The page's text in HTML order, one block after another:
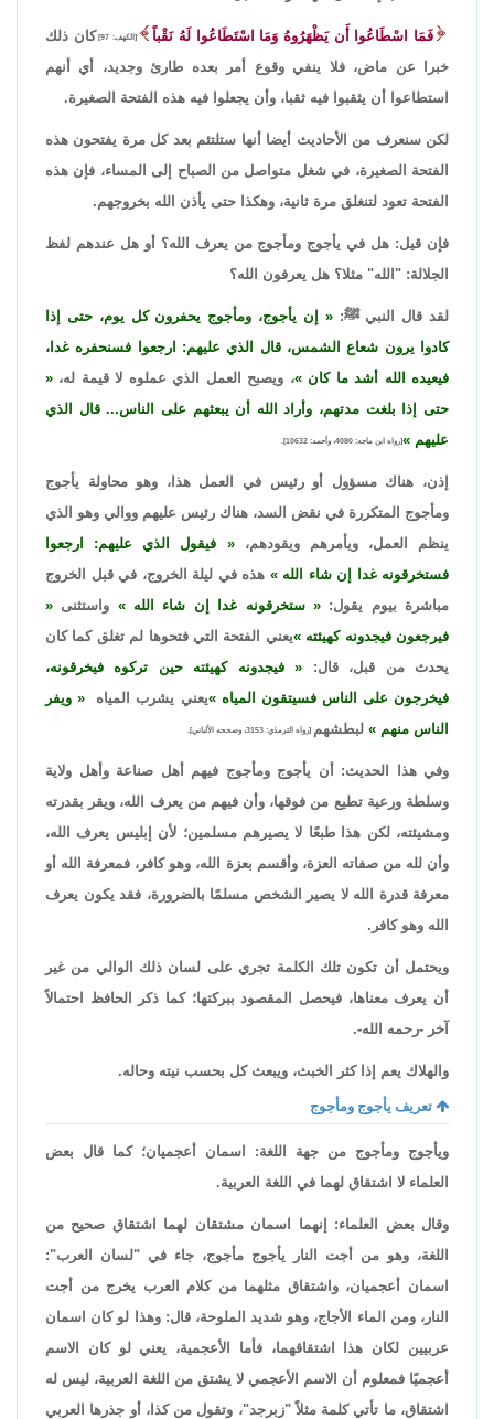
فَمَا اسْطَاعُوا أَن يَظْهَرُوهُ وَمَا اسْتَطَاعُوا لَهُ نَقْباً [الكهف: 97]
كان ذلك
خبرا عن ماض، فلا ينفي وقوع أمر بعده طارئ وجديد، أي أنهم
استطاعوا أن يثقبوا فيه ثقبا، وأن يجعلوا فيه هذه الفتحة الصغيرة.
لكن سنعرف من الأحاديث أيضا أنها ستلتئم بعد كل مرة يفتحون هذه
الفتحة الصغيرة، في شغل متواصل من الصباح إلى المساء، فإن هذه
الفتحة تعود لتنغلق مرة ثانية، وهكذا حتى يأذن الله بخروجهم.
فإن قيل: هل في يأجوج ومأجوج من يعرف الله؟ أو هل عندهم لفظ
الجلالة: "الله" مثلا؟ هل يعرفون الله؟
لقد قال النبي ﷺ:
إن يأجوج، ومأجوج يحفرون كل يوم، حتى إذا
كادوا يرون شعاع الشمس، قال الذي عليهم: ارجعوا فسنحفره غدا،
فيعيده الله أشد ما كان
، ويصبح العمل الذي عملوه لا قيمة له،
حتى إذا بلغت مدتهم، وأراد الله أن يبعثهم على الناس... قال الذي
عليهم
[رواه ابن ماجه: 4080، وأحمد: 10632].
إذن، هناك مسؤول أو رئيس في العمل هذا، وهو محاولة يأجوج
ومأجوج المتكررة في نقض السد، هناك رئيس عليهم ووالي وهو الذي
ينظم العمل، ويأمرهم ويقودهم،
فيقول الذي عليهم: ارجعوا
فستخرقونه غدا إن شاء الله
هذه في ليلة الخروج، في قبل الخروج
مباشرة بيوم يقول:
ستخرقونه غدا إن شاء الله
واستثنى
فيرجعون فيجدونه كهيئته
يعني الفتحة التي فتحوها لم تغلق كما كان
يحدث من قبل، قال:
فيجدونه كهيئته حين تركوه فيخرقونه،
فيخرجون على الناس فسيتقون المياه
يعني يشرب المياه
ويفر
الناس منهم
لبطشهم [رواه الترمذي: 3153، وصححه الألباني].
وفي هذا الحديث: أن يأجوج ومأجوج فيهم أهل صناعة وأهل ولاية
وسلطة ورعية تطيع من فوقها، وأن فيهم من يعرف الله، ويقر بقدرته
ومشيئته، لكن هذا طبعًا لا يصيرهم مسلمين؛ لأن إبليس يعرف الله،
وأن لله من صفاته العزة، وأقسم بعزة الله، وهو كافر، فمعرفة الله أو
معرفة قدرة الله لا يصير الشخص مسلمًا بالضرورة، فقد يكون يعرف
الله وهو كافر.
ويحتمل أن تكون تلك الكلمة تجري على لسان ذلك الوالي من غير
أن يعرف معناها، فيحصل المقصود ببركتها؛ كما ذكر الحافظ احتمالاً
آخر -رحمه الله-.
والهلاك يعم إذا كثر الخبث، ويبعث كل بحسب نيته وحاله.
تعريف يأجوج ومأجوج
ويأجوج ومأجوج من جهة اللغة: اسمان أعجميان؛ كما قال بعض
العلماء لا اشتقاق لهما في اللغة العربية.
وقال بعض العلماء: إنهما اسمان مشتقان لهما اشتقاق صحيح من
اللغة، وهو من أجت النار يأجوج مأجوج، جاء في "لسان العرب":
اسمان أعجميان، واشتقاق مثلهما من كلام العرب يخرج من أجت
النار، ومن الماء الأجاج، وهو شديد الملوحة، قال: وهذا لو كان اسمان
عربيين لكان هذا اشتقاقهما، فأما الأعجمية، يعني لو كان الاسم
أعجميًا فمعلوم أن الاسم الأعجمي لا يشتق من اللغة العربية، ليس له
اشتقاق، ما تأتي كلمة مثلاً "زبرجد"، وتقول من كذا، أو جذرها العربي